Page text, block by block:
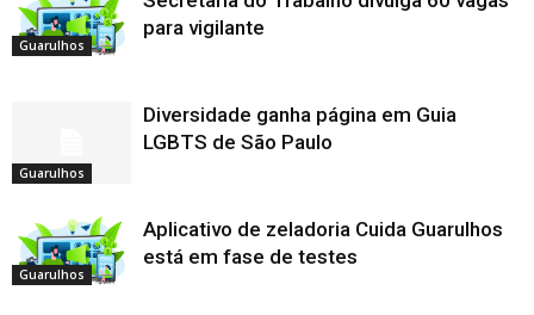
Guarulhos
para vigilante
Guarulhos
Diversidade ganha página em Guia
LGBTS de São Paulo
Guarulhos
Aplicativo de zeladoria Cuida Guarulhos
está em fase de testes